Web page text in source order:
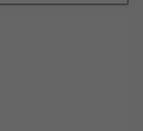
ตรวจสอบ
นาดเล็กที่